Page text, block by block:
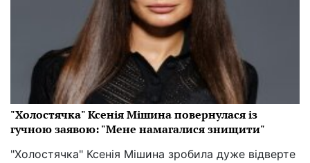
"Холостячка" Ксенія Мішина повернулася із
гучною заявою: "Мене намагалися знищити"
"Холостячка" Ксенія Мішина зробила дуже відверте